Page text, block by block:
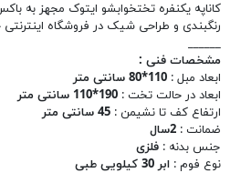
کاناپه یکنفره تختخوابشو ایتوک مجهز به
رنگبندی و طراحی شیک در فروشگاه اینترنتی
______
مشخصات فنی :
ابعاد مبل :
ابعاد در حالت تخت : 190*110 سانتی متر
ارتفاع کف تا نشیمن : 45 سانتی متر
ضمانت : 2سال
جنس بدنه : فلزی
نوع فوم : ابر 30 کیلویی طبی